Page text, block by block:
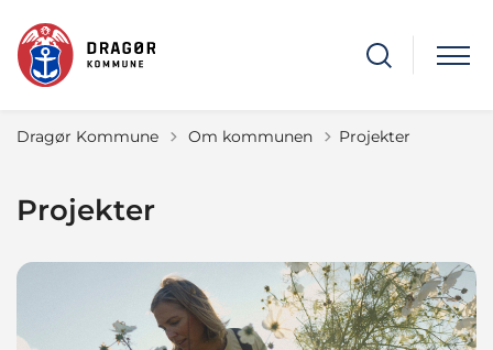
Dragør Kommune Tilbage til
Om kommunen Projekter
Projekter